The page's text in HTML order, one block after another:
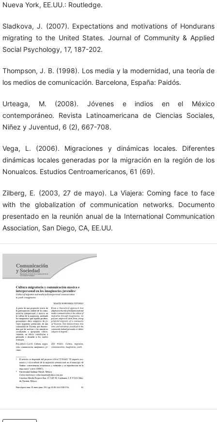
Nueva York, EE.UU.: Routledge.
Sladkova, J. (2007). Expectations and motivations of Hondurans
migrating to the United States. Journal of Community & Applied
Social Psychology, 17, 187-202.
Thompson, J. B. (1998). Los media y la modernidad, una teoría de
los medios de comunicación. Barcelona, España: Paidós.
Urteaga, M. (2008). Jóvenes e indios en el México
contemporáneo. Revista Latinoamericana de Ciencias Sociales,
Niñez y Juventud, 6 (2), 667-708.
Vega, L. (2006). Migraciones y dinámicas locales. Diferentes
dinámicas locales generadas por la migración en la región de los
Nonualcos. Estudios Centroamericanos, 61 (69).
Zilberg, E. (2003, 27 de mayo). La Viajera: Coming face to face
with the globalization of communication networks. Documento
presentado en la reunión anual de la International Communication
Association, San Diego, CA, EE.UU.